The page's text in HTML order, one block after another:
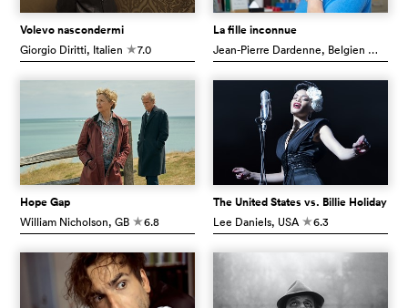
Volevo nascondermi
Giorgio Diritti, Italien c7.0
La fille inconnue
Jean-Pierre Dardenne, Belgien
Hope Gap
William Nicholson, GB c6.8
The United States vs. Billie Holiday
Lee Daniels, USA c6.3